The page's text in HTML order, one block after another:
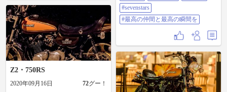
#sevenstars
#最高の仲間と最高の瞬間を
Z2・750RS
2020年09月16日 72グー！